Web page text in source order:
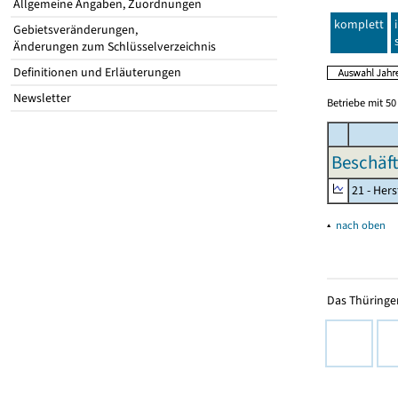
Allgemeine Angaben, Zuordnungen
Gebietsveränderungen,
Änderungen zum Schlüsselverzeichnis
Definitionen und Erläuterungen
Newsletter
komplett
Betriebe mit
21 -
▴ nach oben
Das